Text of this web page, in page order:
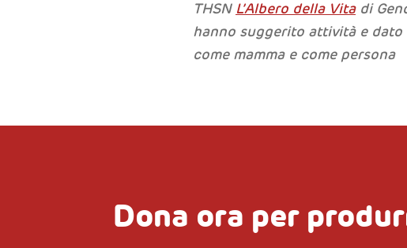
THSN L’Albero della Vitadi
hanno suggerito attività e
come mamma e come persona
Dona ora per